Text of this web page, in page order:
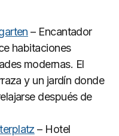
– Encantador
habitaciones
modernas. El
y un jardín donde
después de
– Hotel